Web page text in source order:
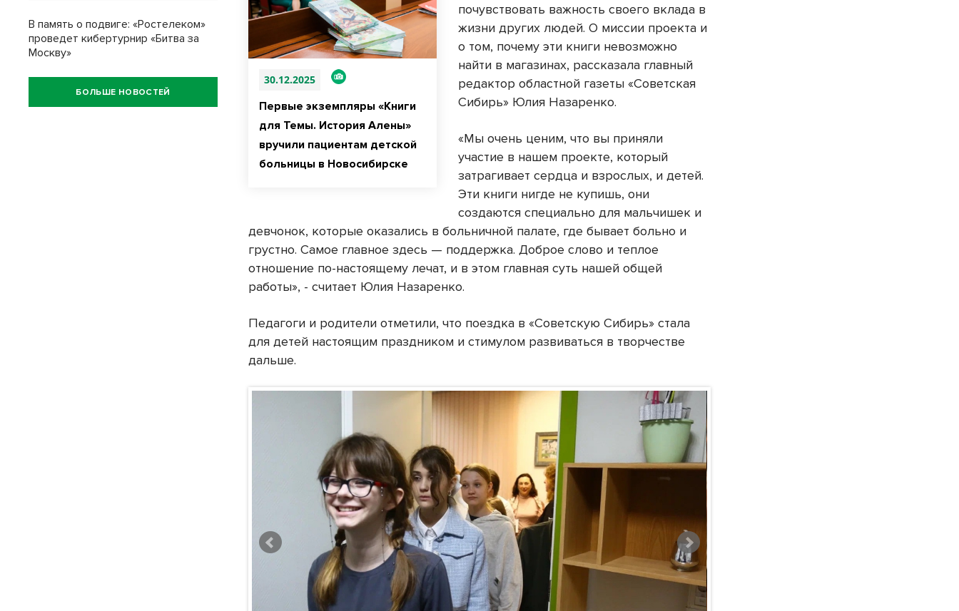
30.12.2025
Первые экземпляры «Книги
для Темы. История Алены»
вручили пациентам детской
больницы в Новосибирске
почувствовать важность своего вклада в
жизни других людей. О миссии проекта и
о том, почему эти книги невозможно
найти в магазинах, рассказала главный
редактор областной газеты «Советская
Сибирь» Юлия Назаренко.
«Мы очень ценим, что вы приняли
участие в нашем проекте, который
затрагивает сердца и взрослых, и детей.
Эти книги нигде не купишь, они
создаются специально для мальчишек и
девчонок, которые оказались в больничной палате, где бывает больно и
грустно. Самое главное здесь — поддержка. Доброе слово и теплое
отношение по-настоящему лечат, и в этом главная суть нашей общей
работы», - считает Юлия Назаренко.
Педагоги и родители отметили, что поездка в «Советскую Сибирь» стала
для детей настоящим праздником и стимулом развиваться в творчестве
дальше.
В память о подвиге: «Ростелеком»
проведет кибертурнир «Битва за
Москву»
БОЛЬШЕ НОВОСТЕЙ